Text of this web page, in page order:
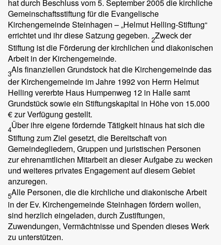
hat durch Beschluss vom 5. September 2005 die kirchliche
Gemeinschaftsstiftung für die Evangelische
Kirchengemeinde Steinhagen – „Helmut Helling-Stiftung“
errichtet und ihr diese Satzung gegeben. 2Zweck der
Stiftung ist die Förderung der kirchlichen und diakonischen
Arbeit in der Kirchengemeinde.
3Als finanziellen Grundstock hat die Kirchengemeinde das
der Kirchengemeinde im Jahre 1992 von Herrn Helmut
Helling vererbte Haus Humpenweg 12 in Halle samt
Grundstück sowie ein Stiftungskapital in Höhe von 15.000
€ zur Verfügung gestellt.
4Über ihre eigene fördernde Tätigkeit hinaus hat sich die
Stiftung zum Ziel gesetzt, die Bereitschaft von
Gemeindegliedern, Gruppen und juristischen Personen
zur ehrenamtlichen Mitarbeit an dieser Aufgabe zu wecken
und weiteres privates Engagement auf diesem Gebiet
anzuregen.
5Alle Personen, die die kirchliche und diakonische Arbeit
in der Ev. Kirchengemeinde Steinhagen fördern wollen,
sind herzlich eingeladen, durch Zustiftungen,
Zuwendungen, Vermächtnisse und Spenden dieses Werk
zu unterstützen.